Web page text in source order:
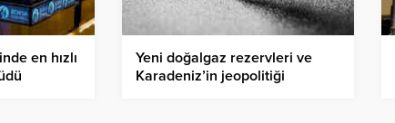
en hızlı
Yeni doğalgaz rezervleri ve
Karadeniz’in jeopolitiği